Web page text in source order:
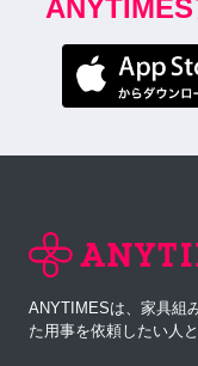
ANYTIMESは、家具組
た用事を依頼したい人